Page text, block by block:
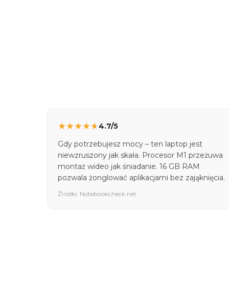
★★★★★4.7/5
Gdy potrzebujesz mocy – ten laptop jest
niewzruszony jak skała. Procesor M1 przeżuwa
montaż wideo jak śniadanie. 16 GB RAM
pozwala żonglować aplikacjami bez zająknięcia.
Źródło: Notebookcheck.net